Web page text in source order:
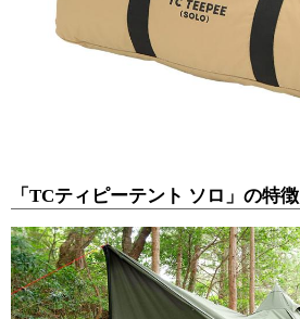
「TCティピーテント ソロ」の特徴